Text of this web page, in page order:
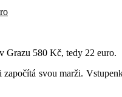
Grazu 580 Kč, tedy 22 euro.
započítá svou marži.